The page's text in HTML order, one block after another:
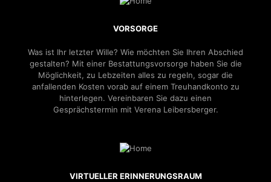
VORSORGE
Was ist Ihr letzter Wille? Wie möchten Sie Ihren Abschied
gestalten? Mit einer Bestattungsvorsorge haben Sie die
Möglichkeit, zu Lebzeiten alles zu regeln, sogar die
anfallenden Kosten vorab auf einem Treuhandkonto zu
hinterlegen. Vereinbaren Sie dazu einen
Gesprächstermin mit Verena Leibersberger.
VIRTUELLER ERINNERUNGSRAUM